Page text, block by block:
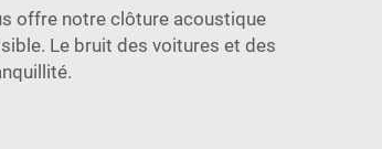
offre notre clôture acoustique
Le bruit des voitures et des